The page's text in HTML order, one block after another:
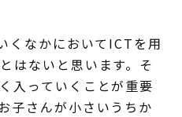
くなかにおいてICTを用
はないと思います。そ
入っていくことが重要
子さんが小さいうちか